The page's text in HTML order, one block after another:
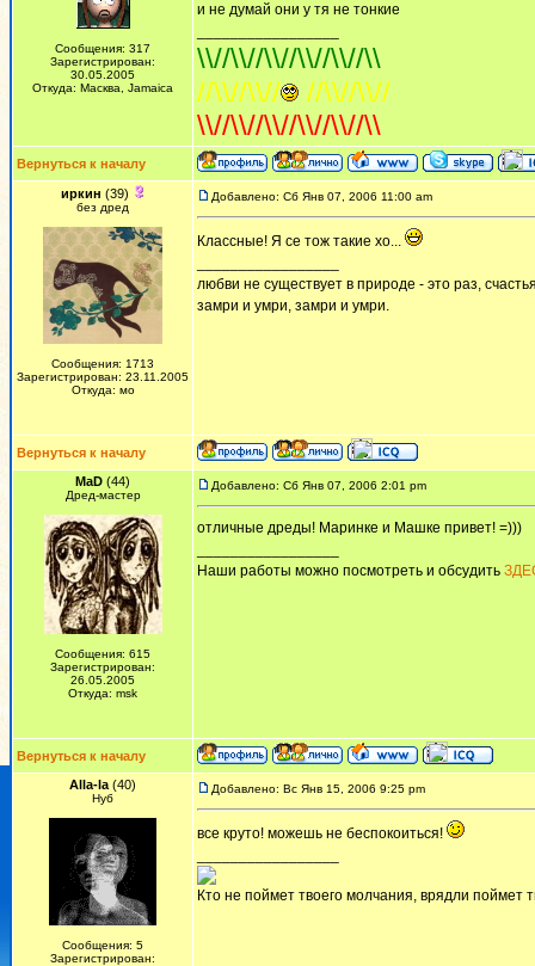
Сообщения: 317
Зарегистрирован:
30.05.2005
Откуда: Масква, Jamaica
и не думай они у тя не тонкие
\\//\\//\\//\\//\\//\\
//\\//\\//
//\\//\\//
\\//\\//\\//\\//\\//\\
Вернуться к началу
иркин (39)
без дред
Сообщения: 1713
Зарегистрирован: 23.11.2005
Откуда: мо
Добавлено: Сб Янв 07, 2006 11:00 am
Классные! Я се тож такие хо...
любви не существует в природе - это раз,
замри и умри, замри и умри.
Вернуться к началу
MaD (44)
Дред-мастер
Сообщения: 615
Зарегистрирован:
26.05.2005
Откуда: msk
Добавлено: Сб Янв 07, 2006 2:01 pm
отличные дреды! Маринке и Машке привет! =)))
Наши работы можно посмотреть и обсудить
Вернуться к началу
Alla-la (40)
Нуб
Сообщения: 5
Зарегистрирован:
Добавлено: Вс Янв 15, 2006 9:25 pm
все круто! можешь не беспокоиться!
Кто не поймет твоего молчания, врядли поймет